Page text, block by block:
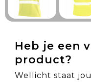
Heb je een
product?
Wellicht staat